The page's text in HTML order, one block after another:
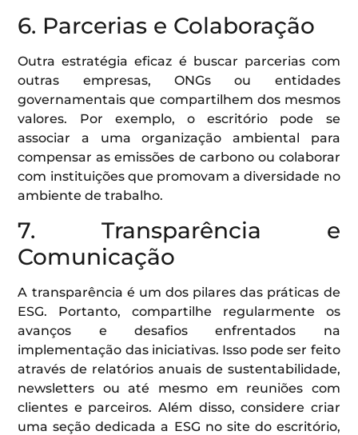
6. Parcerias e Colaboração
Outra estratégia eficaz é buscar parcerias com
outras empresas, ONGs ou entidades
governamentais que compartilhem dos mesmos
valores. Por exemplo, o escritório pode se
associar a uma organização ambiental para
compensar as emissões de carbono ou colaborar
com instituições que promovam a diversidade no
ambiente de trabalho.
7. Transparência e
Comunicação
A transparência é um dos pilares das práticas de
ESG. Portanto, compartilhe regularmente os
avanços e desafios enfrentados na
implementação das iniciativas. Isso pode ser feito
através de relatórios anuais de sustentabilidade,
newsletters ou até mesmo em reuniões com
clientes e parceiros. Além disso, considere criar
uma seção dedicada a ESG no site do escritório,